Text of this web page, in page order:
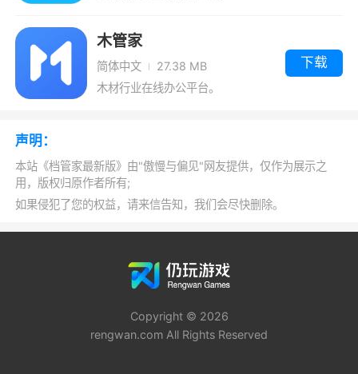
木管家
简体中文
27.38 MB
木材行业在线办公平台。
下载
声明：
本站《档管家最新版》由"傲慢与偏见"网友提供，仅作为展示之
用，版权归原作者所有;
如果侵犯了您的权益，请来信告知，我们会尽快删除。
Copyright © 2026
rengwan.com All Rights Reserved